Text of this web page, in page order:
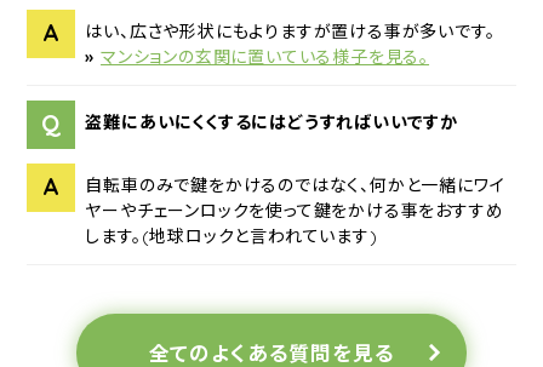
A
はい、広さや形状にもよりますが置ける事が多いです。
» マンションの玄関に置いている様子を見る。
Q 盗難にあいにくくするにはどうすればいいですか
A
自転車のみで鍵をかけるのではなく、何かと一緒にワイ
ヤーやチェーンロックを使って鍵をかける事をおすすめ
します。(地球ロックと言われています)
全てのよくある質問を見る